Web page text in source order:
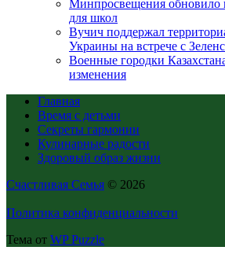
Минпросвещения обновило
для школ
Вучич поддержал
Украины на встрече с
Военные городки
изменения
Главная
Время с детьми
Секреты гармонии
Кулинарные радости
Здоровый образ жизни
Счастливая Семья © 2026
Политика конфиденциальности
Тема от WP Puzzle